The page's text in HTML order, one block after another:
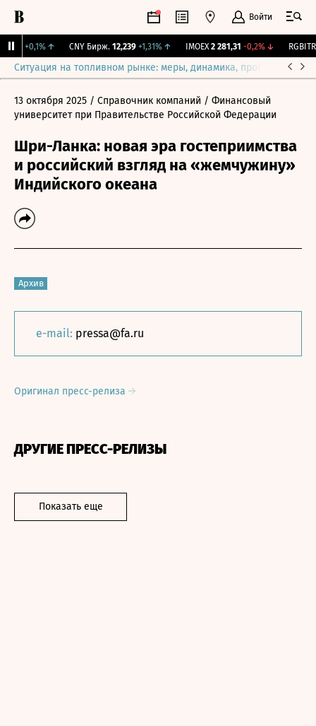
Войти
+0,1% ↑ CNY Бирж. 12,239 +1,31% ↑ IMOEX 2 281,31 -0,2%↓ RGBITR
Ситуация на топливном рынке: меры, динамика, прогнозы
13 октября 2025 / Справочник компаний / Финансовый
университет при Правительстве Российской Федерации
Шри-Ланка: новая эра гостеприимства
и российский взгляд на «жемчужину»
Индийского океана
Архив
e-mail: pressa@fa.ru
Оригинал пресс-релиза
ДРУГИЕ ПРЕСС-РЕЛИЗЫ
Показать еще